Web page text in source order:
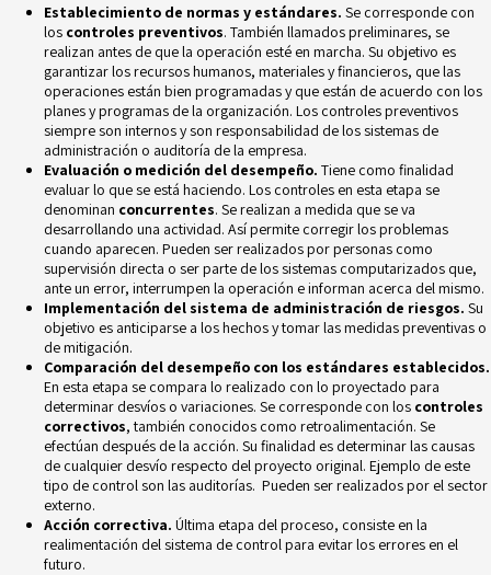
Establecimiento de normas y estándares. Se corresponde con
los controles preventivos. También llamados preliminares, se
realizan antes de que la operación esté en marcha. Su objetivo es
garantizar los recursos humanos, materiales y financieros, que las
operaciones están bien programadas y que están de acuerdo con los
planes y programas de la organización. Los controles preventivos
siempre son internos y son responsabilidad de los sistemas de
administración o auditoría de la empresa.
Evaluación o medición del desempeño. Tiene como finalidad
evaluar lo que se está haciendo. Los controles en esta etapa se
denominan concurrentes. Se realizan a medida que se va
desarrollando una actividad. Así permite corregir los problemas
cuando aparecen. Pueden ser realizados por personas como
supervisión directa o ser parte de los sistemas computarizados que,
ante un error, interrumpen la operación e informan acerca del mismo.
Implementación del sistema de administración de riesgos. Su
objetivo es anticiparse a los hechos y tomar las medidas preventivas o
de mitigación.
Comparación del desempeño con los estándares establecidos.
En esta etapa se compara lo realizado con lo proyectado para
determinar desvíos o variaciones. Se corresponde con los controles
correctivos, también conocidos como retroalimentación. Se
efectúan después de la acción. Su finalidad es determinar las causas
de cualquier desvío respecto del proyecto original. Ejemplo de este
tipo de control son las auditorías. Pueden ser realizados por elsector
externo.
Acción correctiva. Última etapa del proceso, consiste en la
realimentación del sistema de control para evitar los errores en el
futuro.